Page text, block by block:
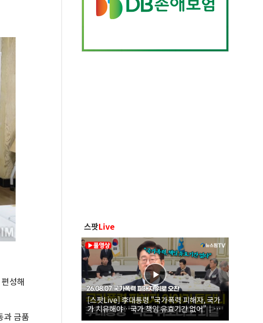
성해
과 금품
스팟Live
[스팟Live] 李대통령 "국가폭력 피해자, 국가
가 치유해야…국가 책임 유효기간 없어"｜
26.08.07 국가폭력 피해자 위로 오찬